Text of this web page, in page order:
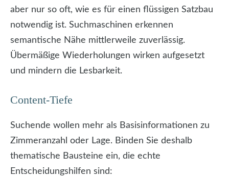
aber nur so oft, wie es für einen flüssigen Satzbau
notwendig ist. Suchmaschinen erkennen
semantische Nähe mittlerweile zuverlässig.
Übermäßige Wiederholungen wirken aufgesetzt
und mindern die Lesbarkeit.
Content-Tiefe
Suchende wollen mehr als Basisinformationen zu
Zimmeranzahl oder Lage. Binden Sie deshalb
thematische Bausteine ein, die echte
Entscheidungshilfen sind: